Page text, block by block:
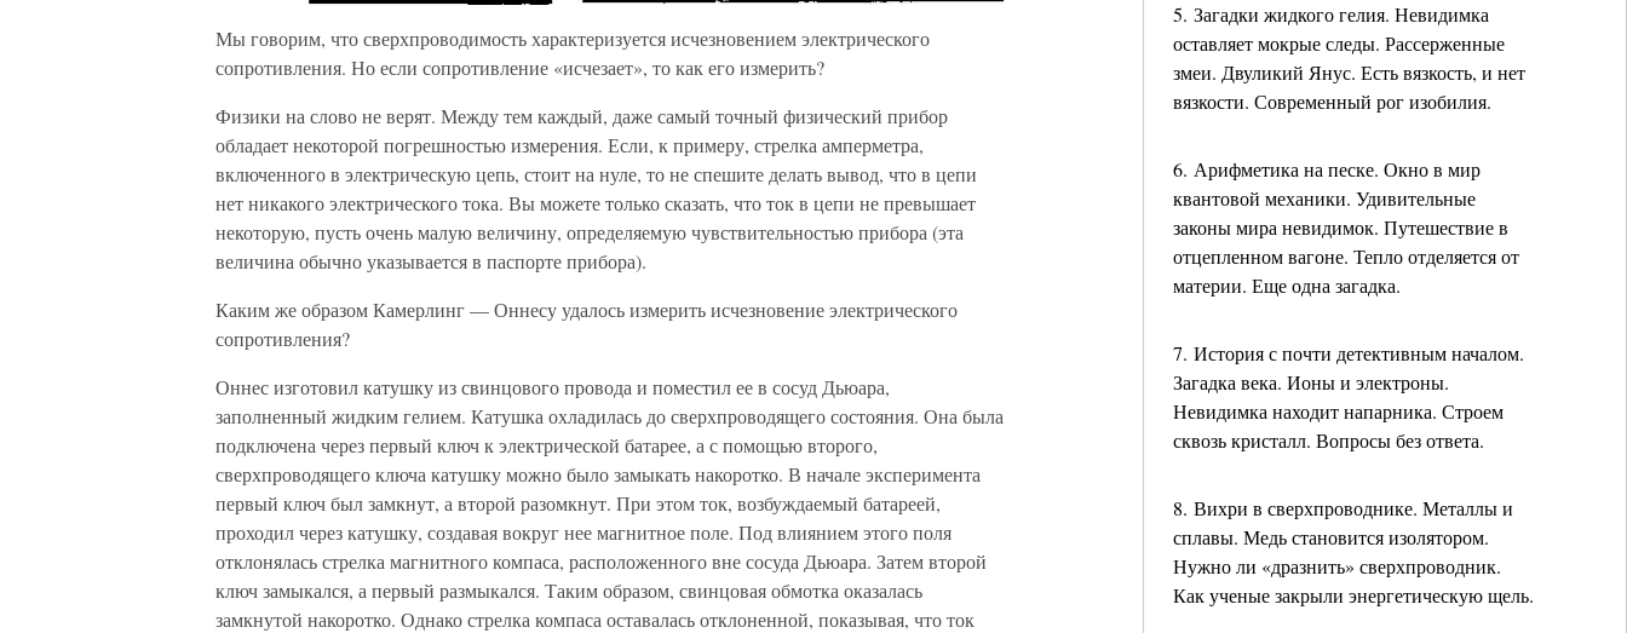
5. Загадки жидкого гелия. Невидимка
оставляет мокрые следы. Рассерженные
змеи. Двуликий Янус. Есть вязкость, и нет
вязкости. Современный рог изобилия.
6. Арифметика на песке. Окно в мир
квантовой механики. Удивительные
законы мира невидимок. Путешествие в
отцепленном вагоне. Тепло отделяется от
материи. Еще одна загадка.
7. История с почти детективным началом.
Загадка века. Ионы и электроны.
Невидимка находит напарника. Строем
сквозь кристалл. Вопросы без ответа.
8. Вихри в сверхпроводнике. Металлы и
сплавы. Медь становится изолятором.
Нужно ли «дразнить» сверхпроводник.
Как ученые закрыли энергетическую щель.
Мы говорим, что сверхпроводимость характеризуется исчезновением электрического
сопротивления. Но если сопротивление «исчезает», то как его измерить?
Физики на слово не верят. Между тем каждый, даже самый точный физический прибор
обладает некоторой погрешностью измерения. Если, к примеру, стрелка амперметра,
включенного в электрическую цепь, стоит на нуле, то не спешите делать вывод, что в цепи
нет никакого электрического тока. Вы можете только сказать, что ток в цепи не превышает
некоторую, пусть очень малую величину, определяемую чувствительностью прибора (эта
величина обычно указывается в паспорте прибора).
Каким же образом Камерлинг — Оннесу удалось измерить исчезновение электрического
сопротивления?
Оннес изготовил катушку из свинцового провода и поместил ее в сосуд Дьюара,
заполненный жидким гелием. Катушка охладилась до сверхпроводящего состояния. Она была
подключена через первый ключ к электрической батарее, а с помощью второго,
сверхпроводящего ключа катушку можно было замыкать накоротко. В начале эксперимента
первый ключ был замкнут, а второй разомкнут. При этом ток, возбуждаемый батареей,
проходил через катушку, создавая вокруг нее магнитное поле. Под влиянием этого поля
отклонялась стрелка магнитного компаса, расположенного вне сосуда Дьюара. Затем второй
ключ замыкался, а первый размыкался. Таким образом, свинцовая обмотка оказалась
замкнутой накоротко. Однако стрелка компаса оставалась отклоненной, показывая, что ток